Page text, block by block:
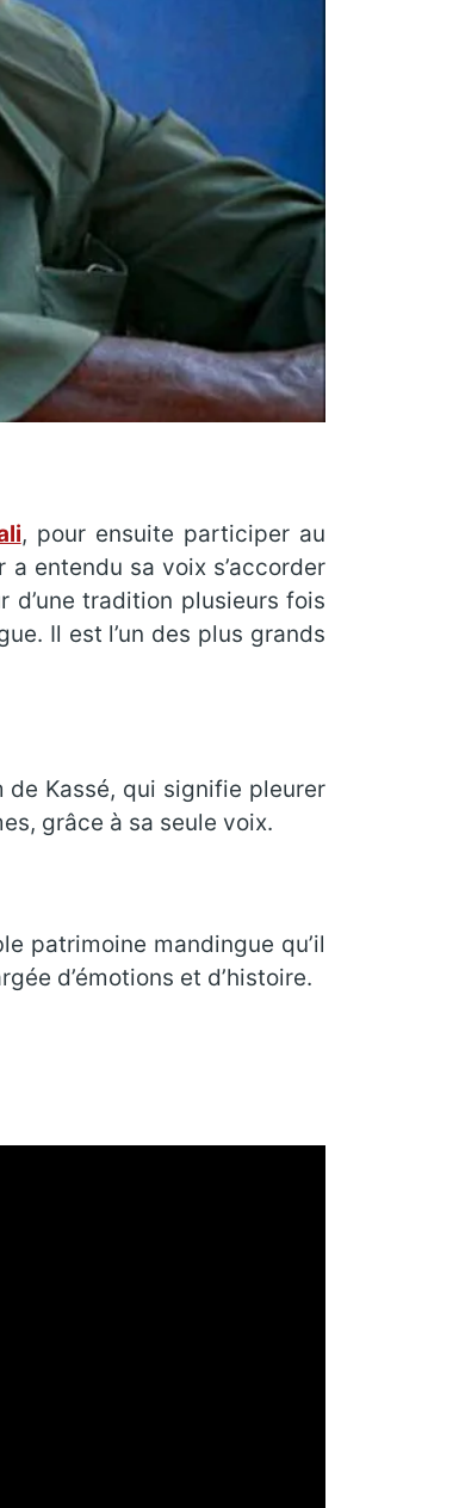
, pour ensuite participer au
entendu sa voix s’accorder
tradition plusieurs fois
Il est l’un des plus grands
de Kassé, qui signifie pleurer
grâce à sa seule voix.
patrimoine mandingue qu’il
d’émotions et d’histoire.